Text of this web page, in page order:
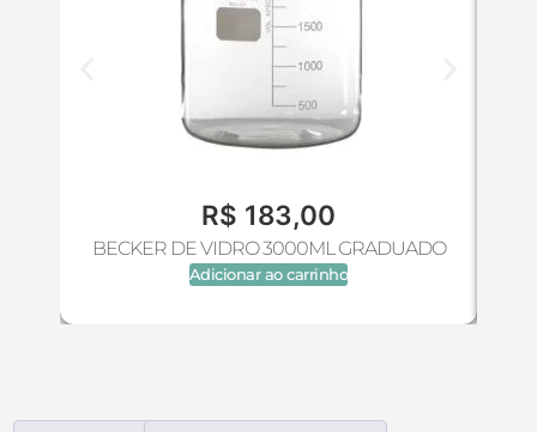
R$ 183,00
BECKER DE VIDRO 3000ML GRADUADO
Adicionar ao carrinho